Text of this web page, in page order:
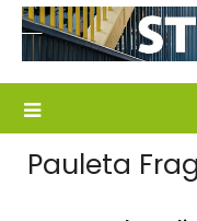
Pauleta